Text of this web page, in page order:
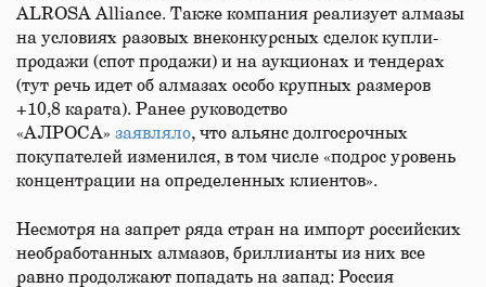
ALROSA Alliance. Также компания реализует алмазы
на условиях разовых внеконкурсных сделок купли-
продажи (спот продажи) и на аукционах и тендерах
(тут речь идет об алмазах особо крупных размеров
+10,8 карата). Ранее руководство
«АЛРОСА» заявляло, что альянс долгосрочных
покупателей изменился, в том числе «подрос уровень
концентрации на определенных клиентов».
Несмотря на запрет ряда стран на импорт российских
необработанных алмазов, бриллианты из них все
равно продолжают попадать на запад: Россия